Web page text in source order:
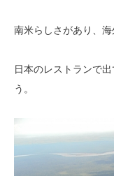
南米らしさがあり、海
日本のレストランで
う。